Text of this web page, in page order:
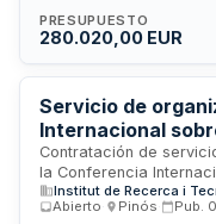
documentación y
adjudicataria debe
fases de ejecución del
prestación del servicio
establecidos.
PRESUPUESTO
280.020,00 EUR
Servicio de
Internacional
Animales de
Contratación de
la Conferencia
Animales de
Tecnologia
Institut de Recerca i
Abierto
Pinós Pub.